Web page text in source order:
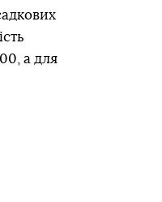
а для